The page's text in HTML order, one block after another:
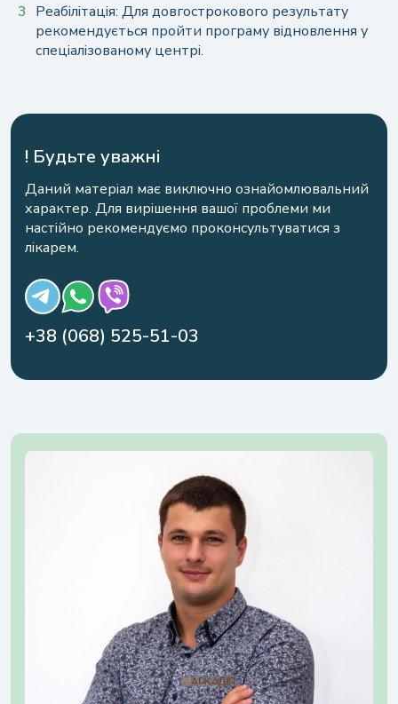
Реабілітація: Для довгострокового результату
рекомендується пройти програму відновлення у
спеціалізованому центрі.
! Будьте уважні
Даний матеріал має виключно ознайомлювальний
характер. Для вирішення вашої проблеми ми
настійно рекомендуємо проконсультуватися з
лікарем.
+38 (068) 525-51-03